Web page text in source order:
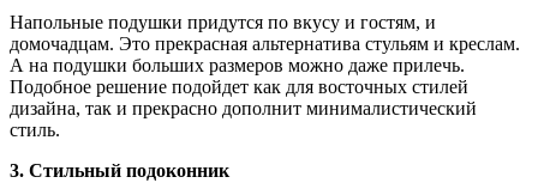
Напольные подушки придутся по вкусу и гостям, и
домочадцам. Это прекрасная альтернатива стульям и креслам.
А на подушки больших размеров можно даже прилечь.
Подобное решение подойдет как для восточных стилей
дизайна, так и прекрасно дополнит минималистический
стиль.
3. Стильный подоконник